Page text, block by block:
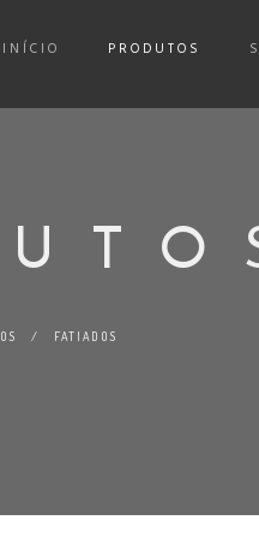
INÍCIO PRODUTOS
/ FATIADOS